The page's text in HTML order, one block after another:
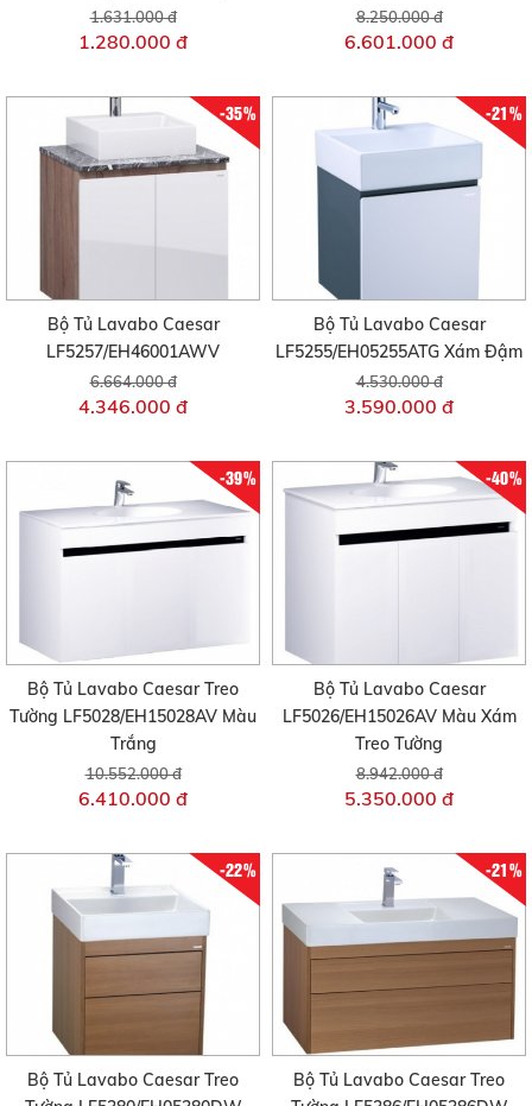
1.631.000 đ
1.280.000 đ
8.250.000 đ
6.601.000 đ
-35%
Bộ Tủ Lavabo Caesar
LF5257/EH46001AWV
6.664.000 đ
4.346.000 đ
-21%
Bộ Tủ Lavabo Caesar
LF5255/EH05255ATG Xám Đậm
4.530.000 đ
3.590.000 đ
-39%
Bộ Tủ Lavabo Caesar Treo
Tường LF5028/EH15028AV Màu
Trắng
10.552.000 đ
6.410.000 đ
-40%
Bộ Tủ Lavabo Caesar
LF5026/EH15026AV Màu Xám
Treo Tường
8.942.000 đ
5.350.000 đ
-22%
Bộ Tủ Lavabo Caesar Treo
-21%
Bộ Tủ Lavabo Caesar Treo